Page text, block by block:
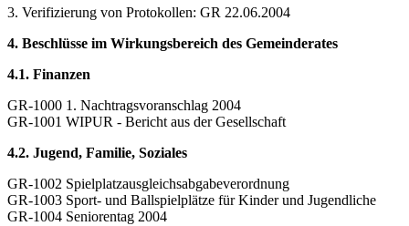
3. Verifizierung von Protokollen: GR 22.06.2004
4. Beschlüsse im Wirkungsbereich des Gemeinderates
4.1. Finanzen
GR-1000 1. Nachtragsvoranschlag 2004
GR-1001 WIPUR - Bericht aus der Gesellschaft
4.2. Jugend, Familie, Soziales
GR-1002 Spielplatzausgleichsabgabeverordnung
GR-1003 Sport- und Ballspielplätze für Kinder und Jugendliche
GR-1004 Seniorentag 2004